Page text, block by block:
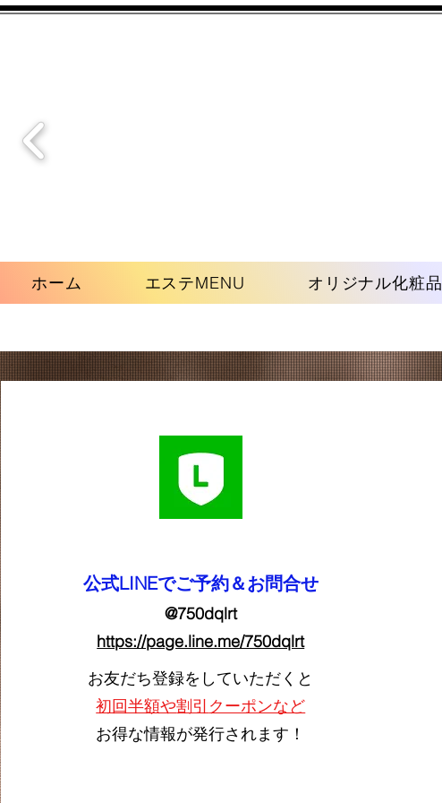
ホーム エステMENU オリジナル化粧品
​公式LINEでご予約＆お問合せ
@750dqlrt
https://page.line.me/750dqlrt
お友だち登録をしていただくと
初回半額や割引 クーポンなど
お得な情報が発行されます！